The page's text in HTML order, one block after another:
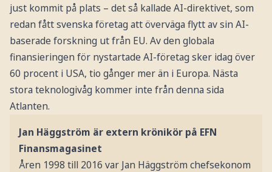
just kommit på plats – det så kallade AI-direktivet, som
redan fått svenska företag att överväga flytt av sin AI-
baserade forskning ut från EU. Av den globala
finansieringen för nystartade AI-företag sker idag över
60 procent i USA, tio gånger mer än i Europa. Nästa
stora teknologivåg kommer inte från denna sida
Atlanten.
Jan Häggström är extern krönikör på EFN
Finansmagasinet
Åren 1998 till 2016 var Jan Häggström chefsekonom